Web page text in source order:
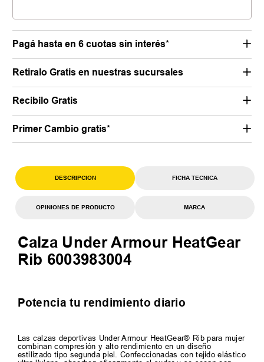
Pagá hasta en 6 cuotas sin interés*
Retiralo Gratis en nuestras sucursales
Recibilo Gratis
Primer Cambio gratis*
DESCRIPCION FICHA TECNICA
OPINIONES DE PRODUCTO MARCA
Calza Under Armour HeatGear
Rib 6003983004
Potencia tu rendimiento diario
Las calzas deportivas Under Armour HeatGear® Rib para mujer
combinan compresión y alto rendimiento en un diseño
estilizado tipo segunda piel. Confeccionadas con tejido elástico